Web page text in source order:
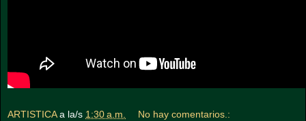
ARTISTICA a la/s 1:30 a.m. No hay comentarios.: